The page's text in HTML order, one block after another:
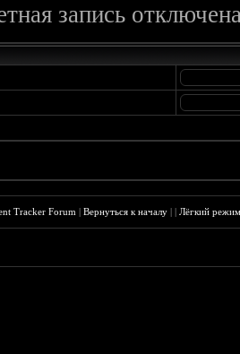
запись
Tracker Forum |Вернуться к началу ||Лёгкий